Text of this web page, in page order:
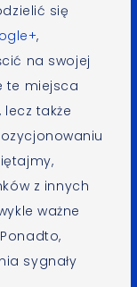
się
,
na swojej
te miejsca
także
z innych
ważne
sygnały